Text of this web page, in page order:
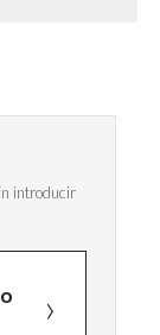
introducir